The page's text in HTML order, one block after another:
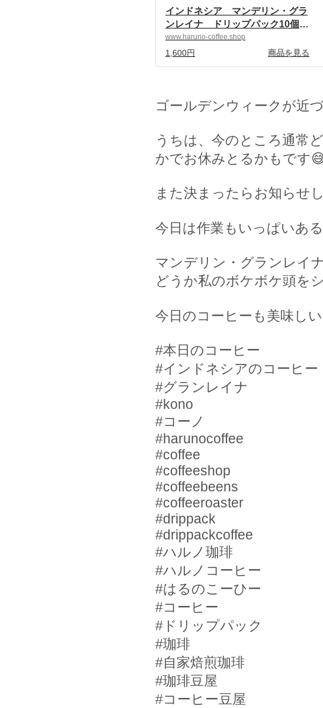
インドネシア マンデリン・グラ
ンレイナ ドリップパック10個 |
自家焙煎珈琲 ハルノ珈琲 power
ed by BASE
www.haruno-coffee.shop
1,600円 商品を見る
ゴールデンウィークが近
うちは、今のところ通常
かでお休みとるかもです
また決まったらお知らせ
今日は作業もいっぱいあ
マンデリン・グランレイ
どうか私のボケボケ頭を
今日のコーヒーも美味し
#本日のコーヒー
#インドネシアのコーヒー
#グランレイナ
#kono
#コーノ
#harunocoffee
#coffee
#coffeeshop
#coffeebeens
#coffeeroaster
#drippack
#drippackcoffee
#ハルノ珈琲
#ハルノコーヒー
#はるのこーひー
#コーヒー
# ドリップパック
#珈琲
#自家焙煎珈琲
#珈琲豆屋
#コーヒー豆屋